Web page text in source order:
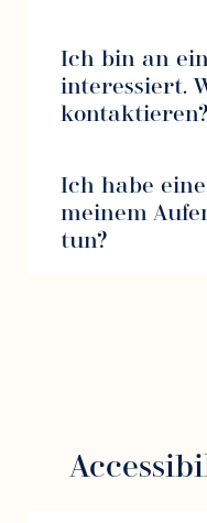
Ich bin an
interessiert.
kontaktieren?
Ich habe
meinem
tun?